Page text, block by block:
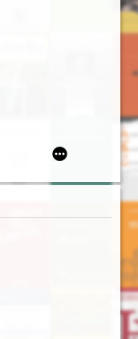
: historia i dziedzictwo